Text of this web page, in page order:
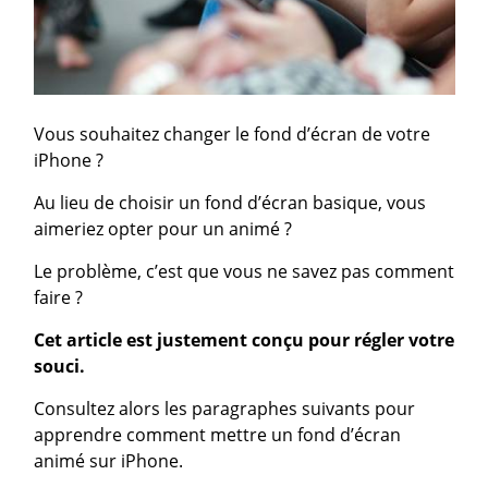
Vous souhaitez changer le fond d’écran de votre
iPhone ?
Au lieu de choisir un fond d’écran basique, vous
aimeriez opter pour un animé ?
Le problème, c’est que vous ne savez pas comment
faire ?
Cet article est justement conçu pour régler votre
souci.
Consultez alors les paragraphes suivants pour
apprendre comment mettre un fond d’écran
animé sur iPhone.